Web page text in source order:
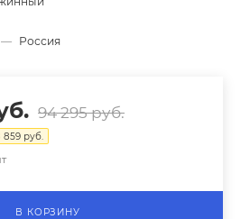
— Россия
94 295руб.
859 руб.
В КОРЗИНУ